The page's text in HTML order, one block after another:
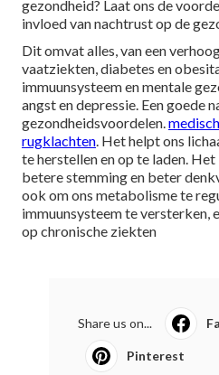
gezondheid? Laat ons de
invloed van nachtrust op de
Dit omvat alles, van een
vaatziekten, diabetes en
immuunsysteem en mentale
angst en depressie. Een goede
gezondheidsvoordelen.
rugklachten . Het helpt ons
te herstellen en op te laden.
betere stemming en beter
ook om ons metabolisme te
immuunsysteem te versterken,
op chronische ziekten
Share us on...
Pinterest